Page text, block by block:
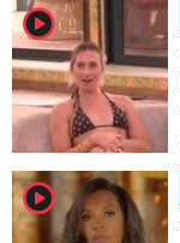
player2
player2